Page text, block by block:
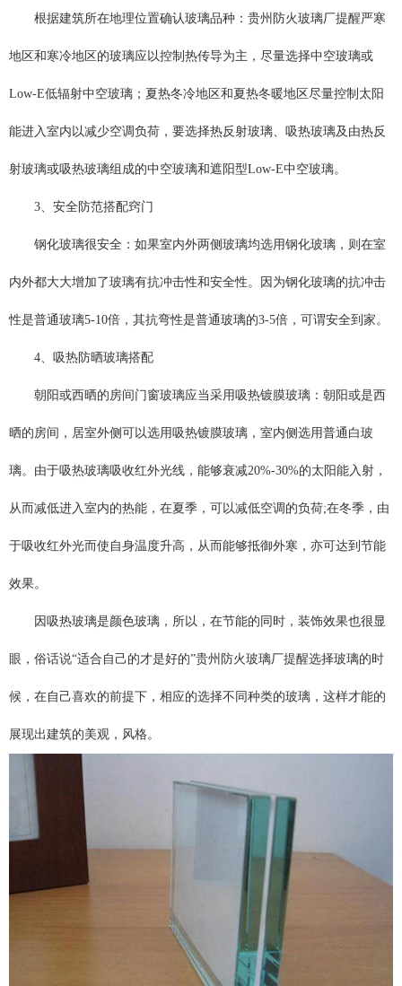
根据建筑所在地理位置确认玻璃品种：贵州防火玻璃厂提醒严寒
地区和寒冷地区的玻璃应以控制热传导为主，尽量选择中空玻璃或
Low-E低辐射中空玻璃；夏热冬冷地区和夏热冬暖地区尽量控制太阳
能进入室内以减少空调负荷，要选择热反射玻璃、吸热玻璃及由热反
射玻璃或吸热玻璃组成的中空玻璃和遮阳型Low-E中空玻璃。
3、安全防范搭配窍门
钢化玻璃很安全：如果室内外两侧玻璃均选用钢化玻璃，则在室
内外都大大增加了玻璃有抗冲击性和安全性。因为钢化玻璃的抗冲击
性是普通玻璃5-10倍，其抗弯性是普通玻璃的3-5倍，可谓安全到家。
4、吸热防晒玻璃搭配
朝阳或西晒的房间门窗玻璃应当采用吸热镀膜玻璃：朝阳或是西
晒的房间，居室外侧可以选用吸热镀膜玻璃，室内侧选用普通白玻
璃。由于吸热玻璃吸收红外光线，能够衰减20%-30%的太阳能入射，
从而减低进入室内的热能，在夏季，可以减低空调的负荷;在冬季，由
于吸收红外光而使自身温度升高，从而能够抵御外寒，亦可达到节能
效果。
因吸热玻璃是颜色玻璃，所以，在节能的同时，装饰效果也很显
眼，俗话说“适合自己的才是好的”贵州防火玻璃厂提醒选择玻璃的时
候，在自己喜欢的前提下，相应的选择不同种类的玻璃，这样才能的
展现出建筑的美观，风格。